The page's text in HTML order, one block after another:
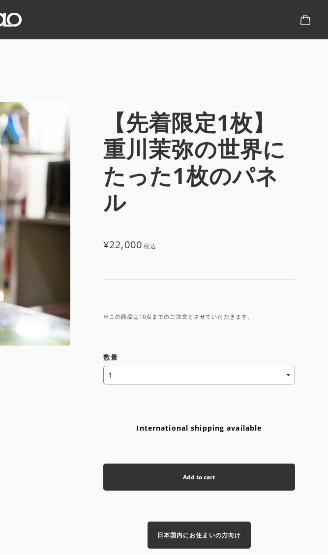
【先着限定1枚】
重川茉弥の世界に
たった1枚のパネ
ル
¥22,000 税込
※この商品は10点までのご注文とさせていただきます。
数量
International shipping available
Add to cart
日本国内にお住まいの方向け